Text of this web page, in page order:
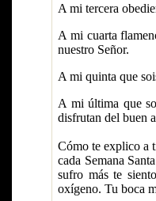
A mi tercera
A mi cuarta
nuestro Señor.
A mi quinta que
A mi última que
disfrutan del buen
Cómo te explico a
cada Semana
sufro más te
oxígeno. Tu boca